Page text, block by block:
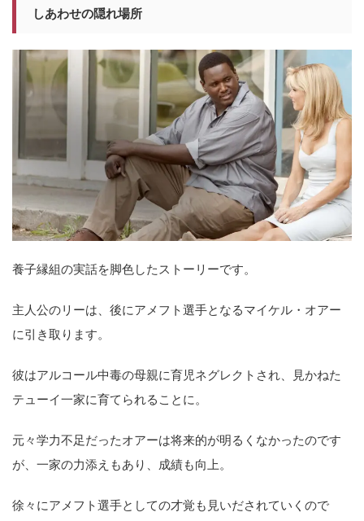
しあわせの隠れ場所
養子縁組の実話を脚色したストーリーです。
主人公のリーは、後にアメフト選手となるマイケル・オアー
に引き取ります。
彼はアルコール中毒の母親に育児ネグレクトされ、見かねた
テューイ一家に育てられることに。
元々学力不足だったオアーは将来的が明るくなかったのです
が、一家の力添えもあり、成績も向上。
徐々にアメフト選手としての才覚も見いだされていくので